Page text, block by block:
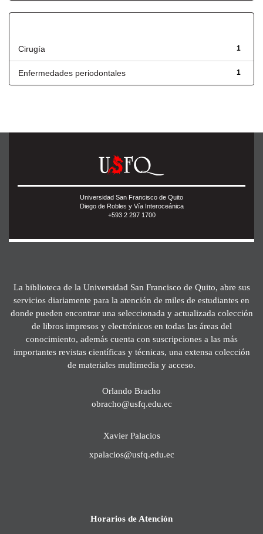
1
Cirugía
1
Enfermedades periodontales
Universidad San Francisco de Quito
Diego de Robles y Vía Interoceánica
+593 2 297 1700
La biblioteca de la Universidad San Francisco de Quito, abre sus
servicios diariamente para la atención de miles de estudiantes en
donde pueden encontrar una seleccionada y actualizada colección
de libros impresos y electrónicos en todas las áreas del
conocimiento, además cuenta con suscripciones a las más
importantes revistas científicas y técnicas, una extensa colección
de materiales multimedia y acceso.
Orlando Bracho
obracho@usfq.edu.ec
Xavier Palacios
xpalacios@usfq.edu.ec
Horarios de Atención